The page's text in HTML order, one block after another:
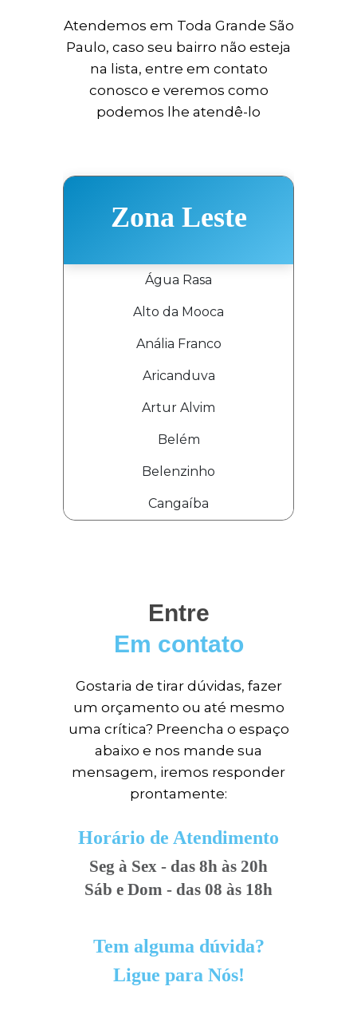
Atendemos em Toda Grande São
Paulo, caso seu bairro não esteja
na lista, entre em contato
conosco e veremos como
podemos lhe atendê-lo
Zona Leste
Água Rasa
Alto da Mooca
Anália Franco
Aricanduva
Artur Alvim
Belém
Belenzinho
Cangaíba
Entre
Em contato
Gostaria de tirar dúvidas, fazer
um orçamento ou até mesmo
uma crítica? Preencha o espaço
abaixo e nos mande sua
mensagem, iremos responder
prontamente:
Horário de Atendimento
Seg à Sex - das 8h às 20h
Sáb e Dom - das 08 às 18h
Tem alguma dúvida?
Ligue para Nós!